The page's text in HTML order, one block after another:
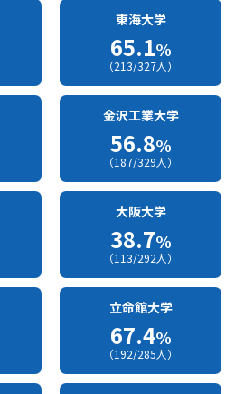
東海大学
65.1%
（213/327人）
金沢工業大学
56.8%
（187/329人）
大阪大学
38.7%
（113/292人）
立命館大学
67.4%
（192/285人）